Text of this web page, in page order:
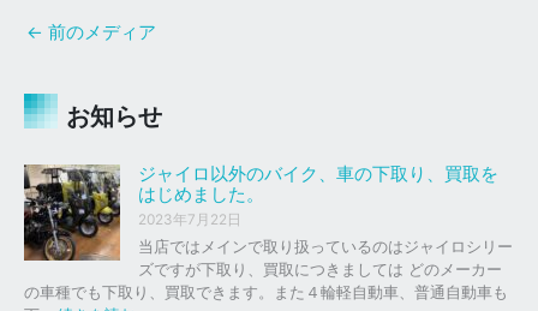
← 前のメディア
お知らせ
ジャイロ以外のバイク、車の下取り、買取を
はじめました。
2023年7月22日
当店ではメインで取り扱っているのはジャイロシリー
ズですが下取り、買取につきましては どのメーカー
の車種でも下取り、買取できます。また４輪軽自動車、普通自動車も